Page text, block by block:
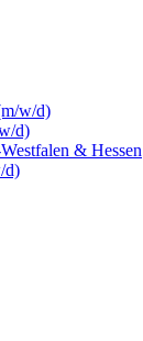
w/d)
d)
& Hessen
d)